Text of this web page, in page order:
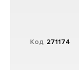
Код 271174